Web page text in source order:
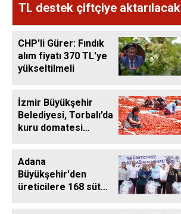
TL destek çiftçiye aktarılacak
CHP'li Gürer: Fındık
alım fiyatı 370 TL'ye
yükseltilmeli
İzmir Büyükşehir
Belediyesi, Torbalı’da
kuru domatesi
Adana
Büyükşehir'den
üreticilere 168 süt